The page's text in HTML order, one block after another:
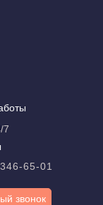
65-01
7
звонок